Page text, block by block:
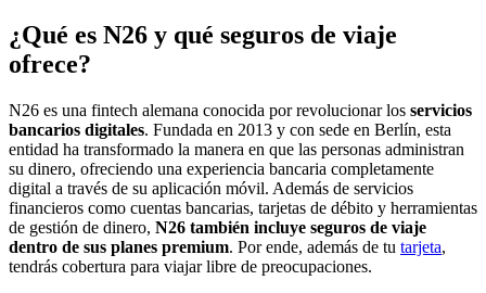
¿Qué es N26 y qué seguros de viaje
ofrece?
N26 es una fintech alemana conocida por revolucionar los servicios
bancarios digitales. Fundada en 2013 y con sede en Berlín, esta
entidad ha transformado la manera en que las personas administran
su dinero, ofreciendo una experiencia bancaria completamente
digital a través de su aplicación móvil. Además de servicios
financieros como cuentas bancarias, tarjetas de débito y herramientas
de gestión de dinero, N26 también incluye seguros de viaje
dentro de sus planes premium. Por ende, además de tu tarjeta,
tendrás cobertura para viajar libre de preocupaciones.